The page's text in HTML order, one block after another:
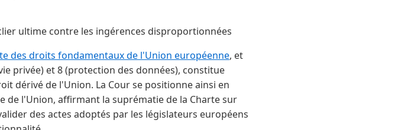
ultime contre les ingérences disproportionnées
des droits fondamentaux de l'Union européenne, et
privée) et 8 (protection des données), constitue
dérivé de l'Union. La Cour se positionne ainsi en
l'Union, affirmant la suprématie de la Charte sur
des actes adoptés par les législateurs européens